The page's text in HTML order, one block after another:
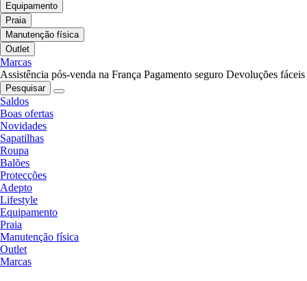
Equipamento
Praia
Manutenção física
Outlet
Marcas
Assistência pós-venda na França Pagamento seguro Devoluções fáceis
Pesquisar
Saldos
Boas ofertas
Novidades
Sapatilhas
Roupa
Balões
Protecções
Adepto
Lifestyle
Equipamento
Praia
Manutenção física
Outlet
Marcas